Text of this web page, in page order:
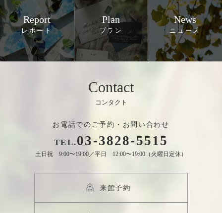
Report Plan News
Contact
お電話でのご予約・お問い合わせ
TEL.03-3828-5515
土日祝 9:00〜19:00／平日 12:00〜19:00（火曜日定休）
来館予約